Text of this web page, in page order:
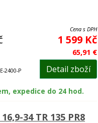
Cena s DPH
1 599 Kč
65,91 €
2400-P
Detail zboží
expedice do 24 hod.
34 TR 135 PR8